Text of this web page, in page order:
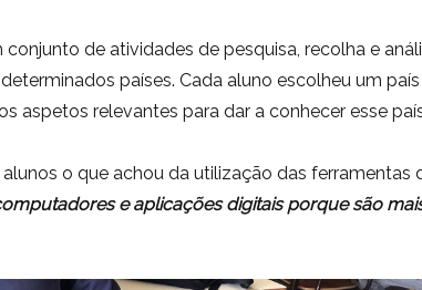
de atividades de pesquisa, recolha e
países. Cada aluno escolheu um
aspetos relevantes para dar a conhecer esse
o que achou da utilização das ferramentas
e aplicações digitais porque são